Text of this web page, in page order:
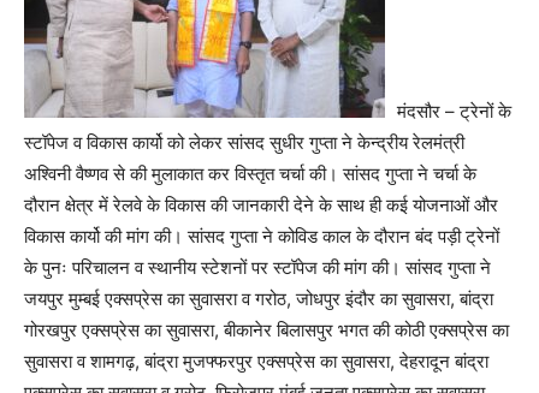
मंदसौर – ट्रेनों के
स्टॉपेज व विकास कार्यो को लेकर सांसद सुधीर गुप्ता ने केन्द्रीय रेलमंत्री
अश्विनी वैष्णव से की मुलाकात कर विस्तृत चर्चा की। सांसद गुप्ता ने चर्चा के
दौरान क्षेत्र में रेलवे के विकास की जानकारी देने के साथ ही कई योजनाओं और
विकास कार्यो की मांग की। सांसद गुप्ता ने कोविड काल के दौरान बंद पड़ी ट्रेनों
के पुनः परिचालन व स्थानीय स्टेशनों पर स्टॉपेज की मांग की। सांसद गुप्ता ने
जयपुर मुम्बई एक्सप्रेस का सुवासरा व गरोठ, जोधपुर इंदौर का सुवासरा, बांद्रा
गोरखपुर एक्सप्रेस का सुवासरा, बीकानेर बिलासपुर भगत की कोठी एक्सप्रेस का
सुवासरा व शामगढ़, बांद्रा मुजफ्फरपुर एक्सप्रेस का सुवासरा, देहरादून बांद्रा